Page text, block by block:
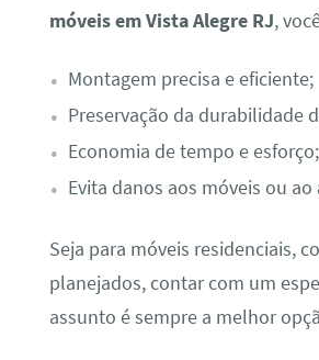
móveis em Vista Alegre RJ,
Montagem precisa e eficiente;
Preservação da durabilidade
Economia de tempo e esforço;
Evita danos aos móveis ou
Seja para móveis residenciais,
planejados, contar com um
assunto é sempre a melhor